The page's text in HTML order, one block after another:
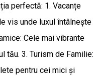
perfectă: 1. Vacanțe
vis unde luxul întâlnește
Cele mai vibrante
tău. 3. Turism de Familie:
pentru cei mici și